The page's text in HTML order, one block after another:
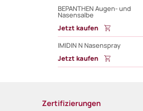
BEPANTHEN Augen- und
Nasensalbe
Jetzt kaufen
IMIDIN N Nasenspray
Jetzt kaufen
Zertifizierungen